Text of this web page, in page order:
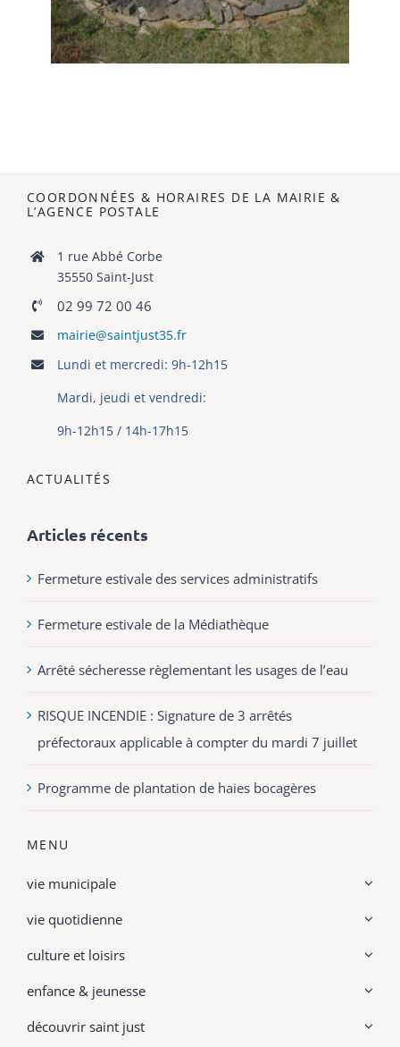
COORDONNÉES & HORAIRES DE LA MAIRIE &
L’AGENCE POSTALE
1 rue Abbé Corbe
35550 Saint-Just
02 99 72 00 46
mairie@saintjust35.fr
Lundi et mercredi: 9h-12h15
Mardi, jeudi et vendredi:
9h-12h15 / 14h-17h15
ACTUALITÉS
Articles récents
Fermeture estivale des services administratifs
Fermeture estivale de la Médiathèque
Arrêté sécheresse règlementant les usages de l’eau
RISQUE INCENDIE : Signature de 3 arrêtés
préfectoraux applicable à compter du mardi 7 juillet
Programme de plantation de haies bocagères
MENU
vie municipale
vie quotidienne
culture et loisirs
enfance & jeunesse
découvrir saint just